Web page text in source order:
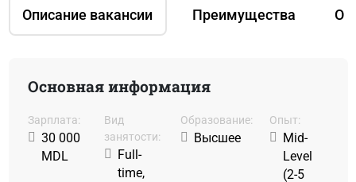
Описание вакансии Преимущества О
Основная информация
Зарплата:
30 000
MDL
Вид
занятости:
Full-
time,
Образование:
Высшее
Oпыт:
Mid-
Level
(2-5